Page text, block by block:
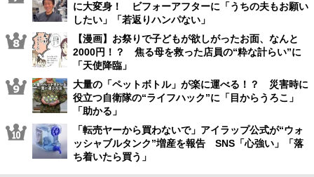
に大変身！ ビフォーアフターに「うちの夫もお願い
したい」「若返りハンパない」
【漫画】お祭りで子どもが欲しがったお面、なんと
2000円！？ 焦る母を救った店員の“粋な計らい”に
「天使降臨」
大量の「ペットボトル」が楽に運べる！？ 災害時に
役立つ自衛隊の“ライフハック”に「目からうろこ」
「助かる」
「転売ヤーから買わないで」アイラップ公式が“ウォ
ッシャブルタンク”増産を報告 SNS「心強い」「落
ち着いたら買う」